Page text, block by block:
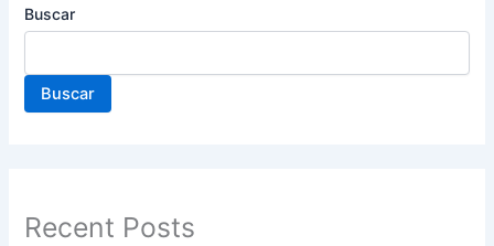
Buscar
Buscar
Recent Posts